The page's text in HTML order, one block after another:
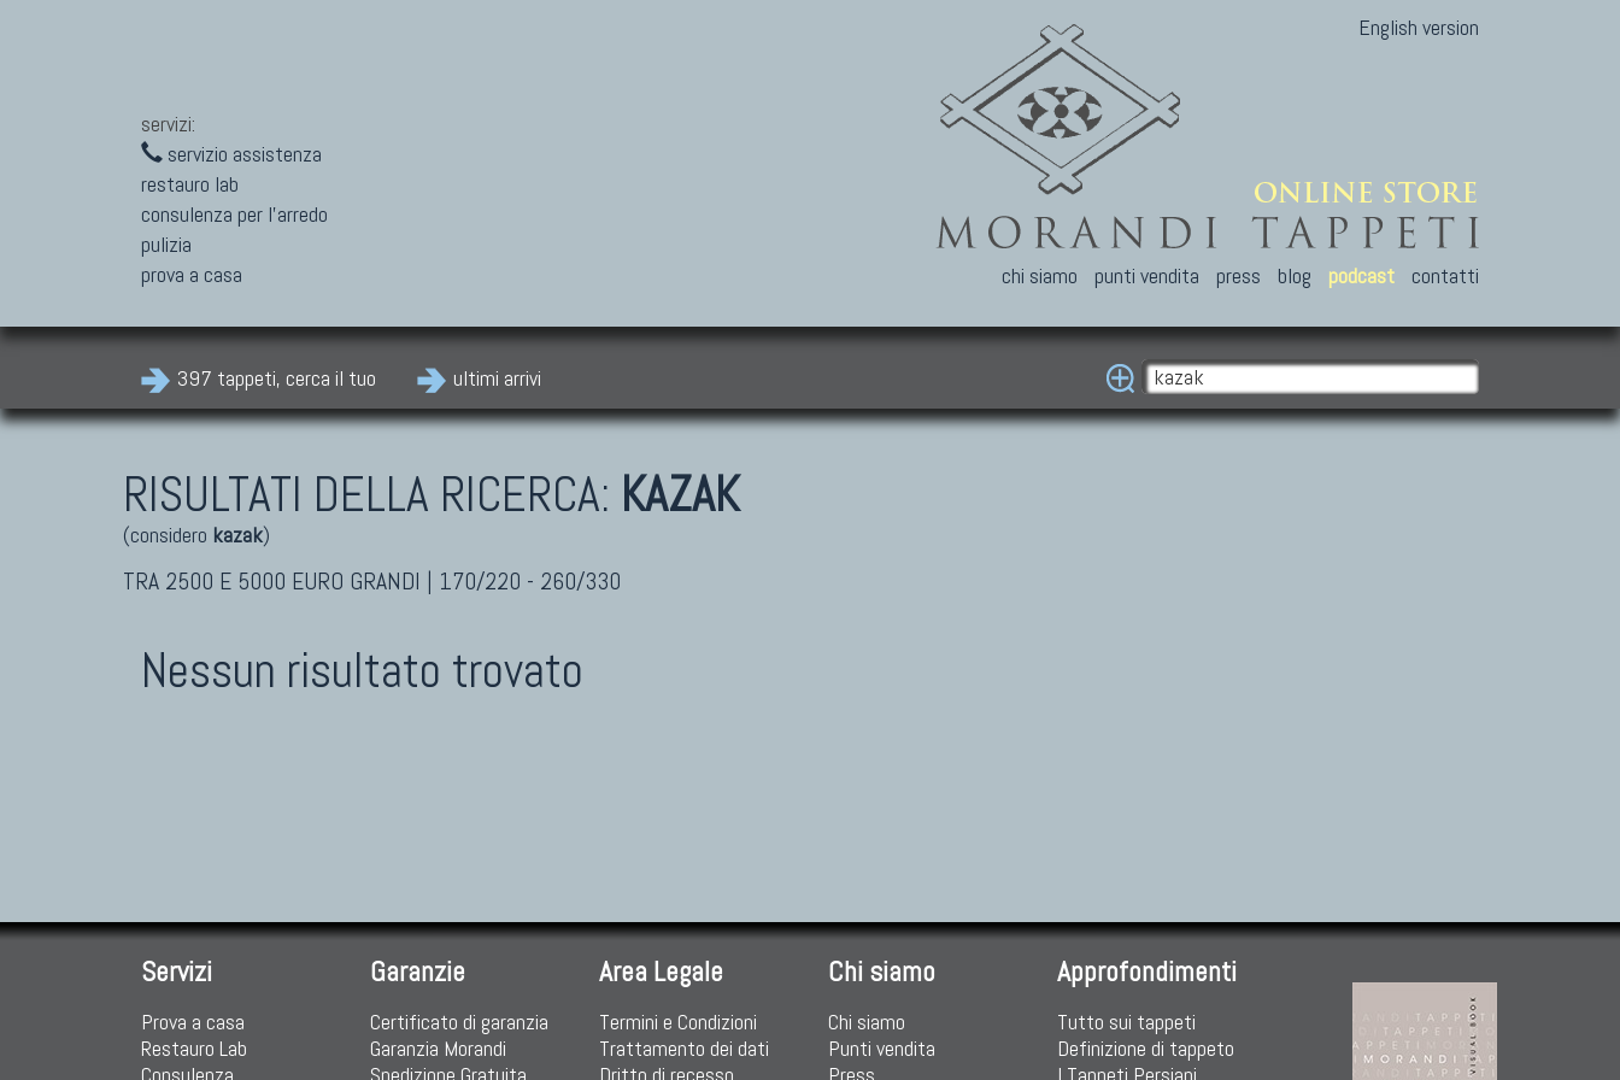
servizi:
servizio assistenza
restauro lab
consulenza per l'arredo
pulizia
prova a casa
English version
chi siamo punti vendita press blog podcast contatti
397 tappeti, cerca il tuo ultimi arrivi
RISULTATI DELLA RICERCA: KAZAK
(considero kazak)
TRA 2500 E 5000 EURO GRANDI | 170/220 - 260/330
Nessun risultato trovato
Servizi
Prova a casa
Restauro Lab
Garanzie
Certificato di garanzia
Garanzia Morandi
Area Legale
Termini e Condizioni
Trattamento dei dati
Chi siamo
Chi siamo
Punti vendita
Approfondimenti
Tutto sui tappeti
Definizione di tappeto